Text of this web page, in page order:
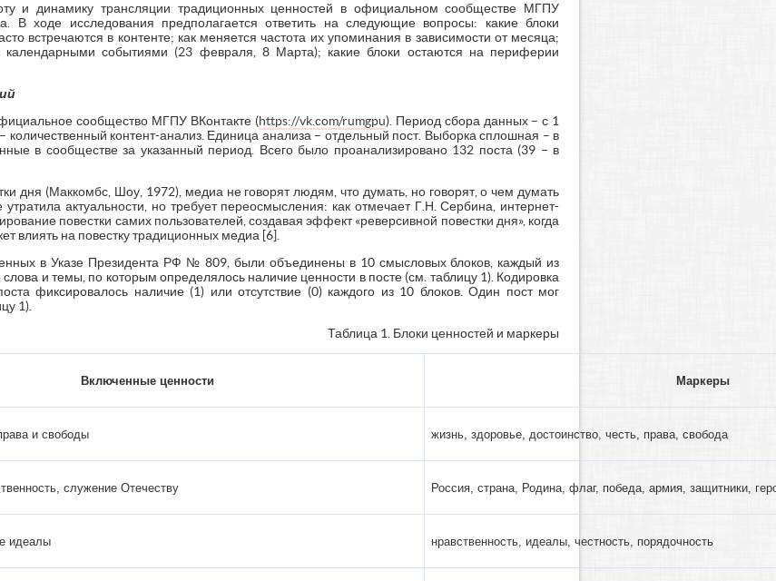
и динамику трансляции традиционных ценностей в официальном сообществе МГПУ
В ходе исследования предполагается ответить на следующие вопросы: какие блоки
встречаются в контенте; как меняется частота их упоминания в зависимости от месяца;
календарными событиями (23 февраля, 8 Марта); какие блоки остаются на периферии
сообщество МГПУ ВКонтакте (https://vk.com/rumgpu). Период сбора данных – с 1
количественный контент-анализ. Единица анализа – отдельный пост. Выборка сплошная – в
в сообществе за указанный период. Всего было проанализировано 132 поста (39 – в
дня (Маккомбс, Шоу, 1972), медиа не говорят людям, что думать, но говорят, о чем думать
актуальности, но требует переосмысления: как отмечает Г.Н. Сербина, интернет-
повестки самих пользователей, создавая эффект «реверсивной повестки дня», когда
влиять на повестку традиционных медиа [6].
в Указе Президента РФ № 809, были объединены в 10 смысловых блоков, каждый из
и темы, по которым определялось наличие ценности в посте (см. таблицу 1). Кодировка
фиксировалось наличие (1) или отсутствие (0) каждого из 10 блоков. Один пост мог
1).
Таблица 1. Блоки ценностей и маркеры
Включенные ценности Маркеры
и свободы жизнь, здоровье, достоинство, честь, права, свобода
служение Отечеству Россия, страна, Родина, флаг, победа, армия, защитники,
идеалы нравственность, идеалы, честность, порядочность